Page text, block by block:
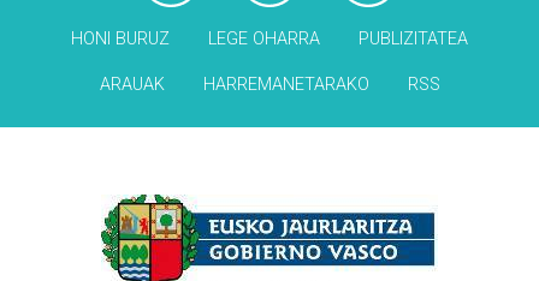
HONI BURUZ LEGE OHARRA PUBLIZITATEA
ARAUAK HARREMANETARAKO RSS